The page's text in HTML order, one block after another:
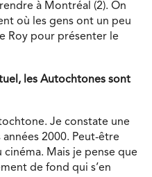
à Montréal (2). On
où les gens ont un peu
Roy pour présenter le
les Autochtones sont
Je constate une
2000. Peut-être
cinéma. Mais je pense que
de fond qui s’en